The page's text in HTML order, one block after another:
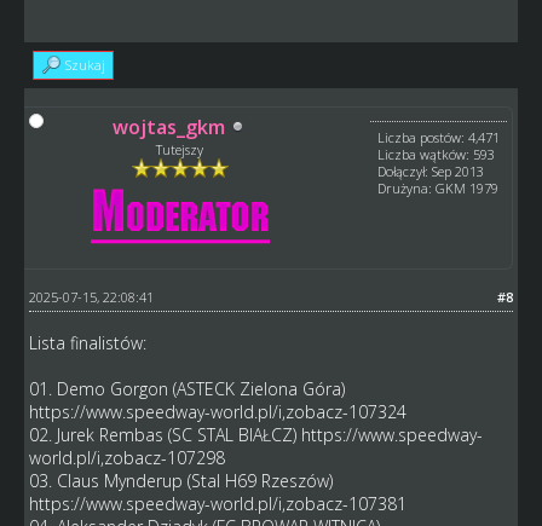
Szukaj
wojtas_gkm
Tutejszy
Liczba postów: 4,471
Liczba wątków: 593
Dołączył: Sep 2013
Drużyna: GKM 1979
#8
2025-07-15, 22:08:41
Lista finalistów:
01. Demo Gorgon (ASTECK Zielona Góra)
https://www.speedway-world.pl/i,zobacz-107324
02. Jurek Rembas (SC STAL BIAŁCZ) https://www.speedway-
world.pl/i,zobacz-107298
03. Claus Mynderup (Stal H69 Rzeszów)
https://www.speedway-world.pl/i,zobacz-107381